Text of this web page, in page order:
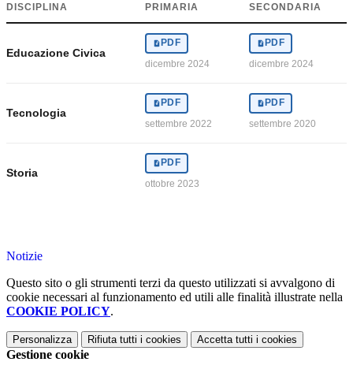
DISCIPLINA PRIMARIA SECONDARIA
Educazione Civica
PDF
dicembre 2024
PDF
dicembre 2024
Tecnologia
PDF
settembre 2022
PDF
settembre 2020
Storia
PDF
ottobre 2023
Notizie
Questo sito o gli strumenti terzi da questo utilizzati si avvalgono di
cookie necessari al funzionamento ed utili alle finalità illustrate nella
COOKIE POLICY.
Personalizza Rifiuta tutti i cookies Accetta tutti i cookies
Gestione cookie